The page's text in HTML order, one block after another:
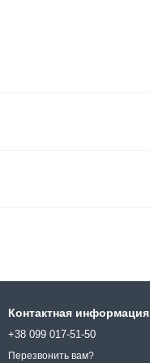
Контактная информация
+38 099 017-51-50
Перезвонить вам?